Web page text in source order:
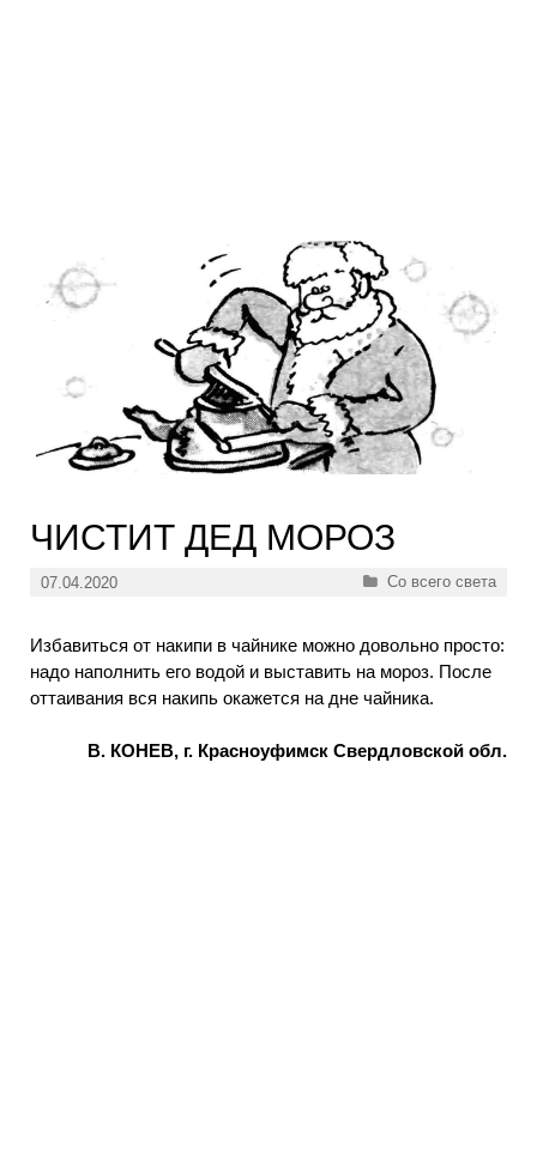
ЧИСТИТ ДЕД МОРОЗ
07.04.2020 Рубрики
Со всего света
Избавиться от накипи в чайнике можно довольно просто:
надо наполнить его водой и выставить на мороз. После
оттаивания вся накипь окажется на дне чайника.
В. КОНЕВ, г. Красноуфимск Свердловской обл.